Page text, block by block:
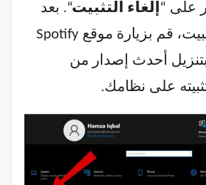
على “إلغاء التثبيت“. بعد
اكتمال إلغاء التثبيت، قم بزيارة موقع Spotify
أحدث إصدار من
على نظامك.